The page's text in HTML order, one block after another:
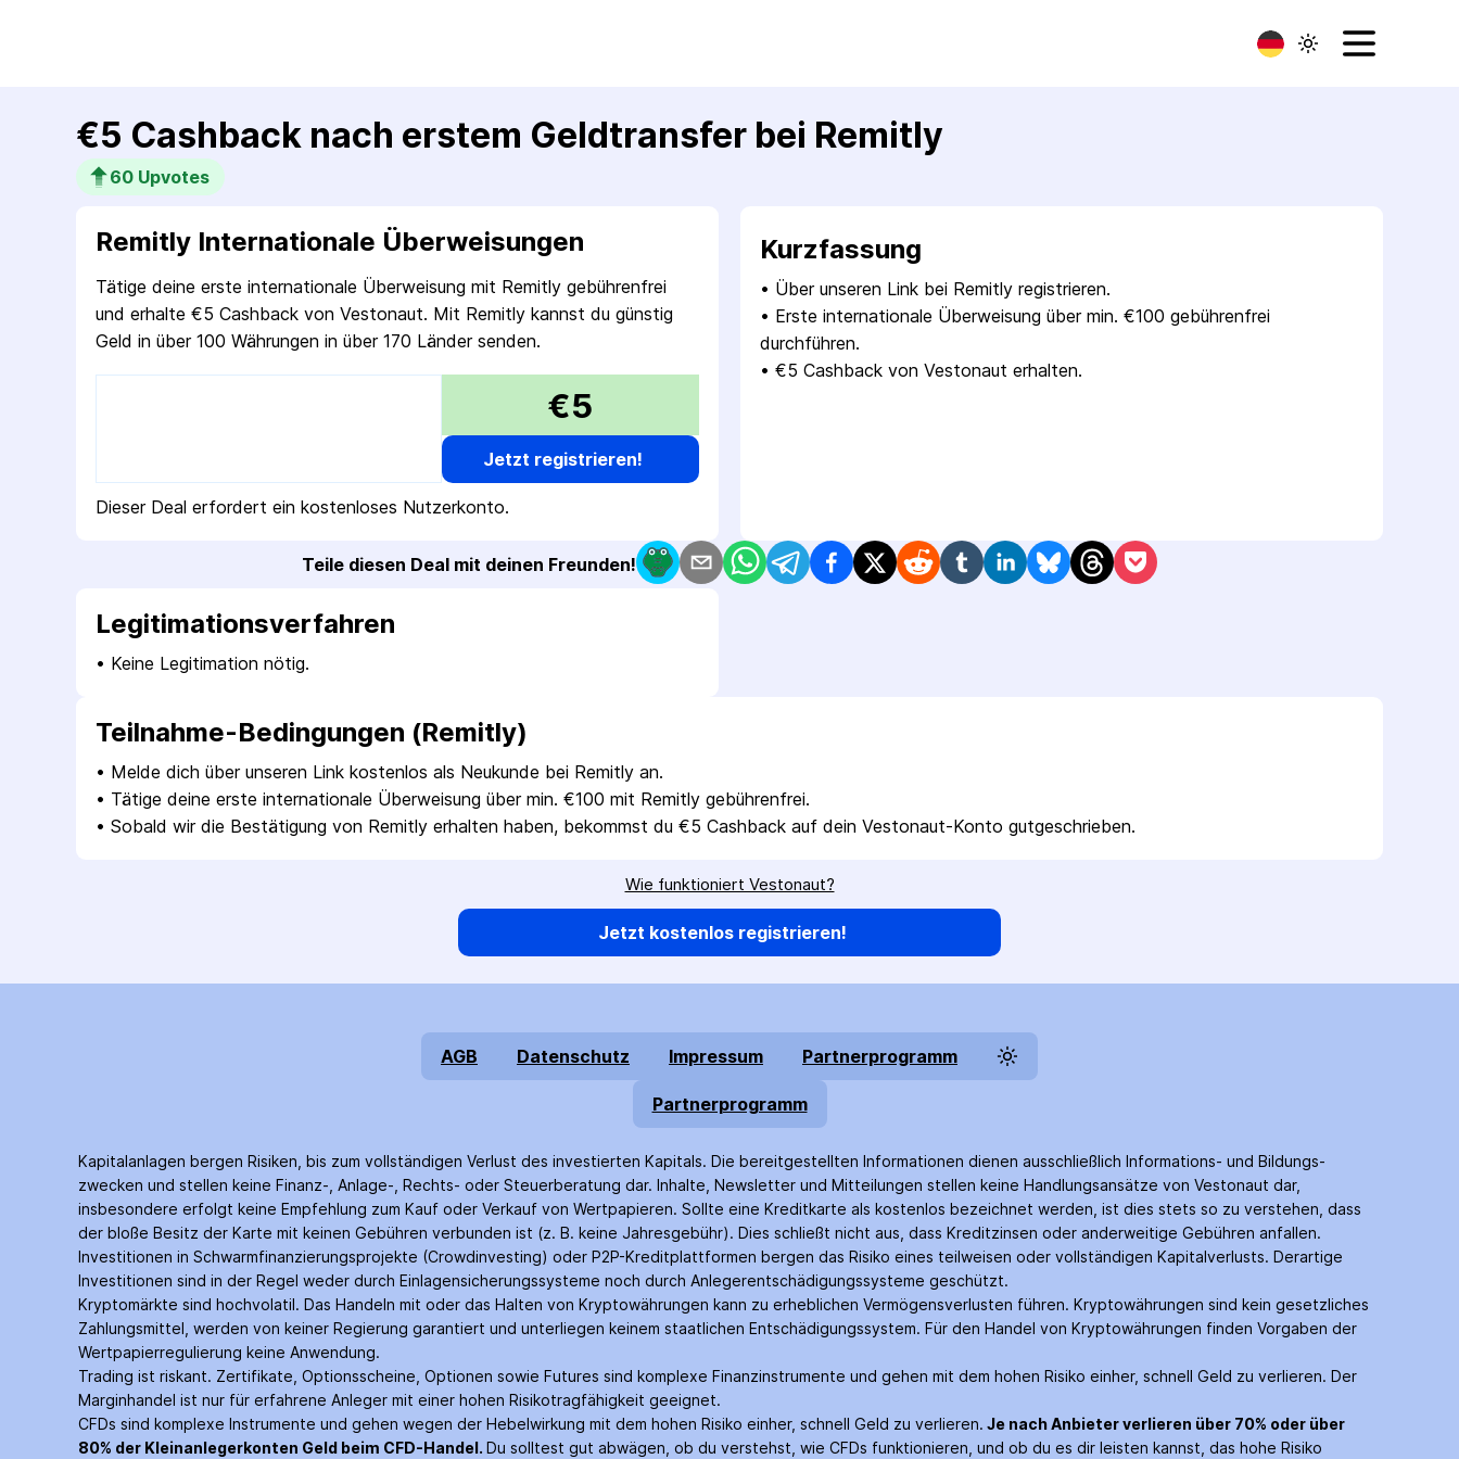
€5 Cashback nach erstem Geldtransfer bei Remitly
60 Upvotes
Remitly Internationale Überweisungen
Tätige deine erste interna­tionale Über­weisung mit Remitly gebühren­frei
und erhalte €5 Cashback von Vestonaut. Mit Remitly kannst du günstig
Geld in über 100 Währungen in über 170 Länder senden.
€5
Jetzt registrieren!
Dieser Deal erfordert ein kostenloses Nutzerkonto.
Kurzfassung
• Über unseren Link bei Remitly registrieren.
• Erste internationale Überweisung über min. €100 gebührenfrei
durchführen.
• €5 Cashback von Vestonaut erhalten.
Teile diesen Deal mit deinen Freunden!
Legitimations­verfahren
• Keine Legitimation nötig.
Teilnahme-Bedingungen (Remitly)
• Melde dich über unseren Link kostenlos als Neukunde bei Remitly an.
• Tätige deine erste internationale Überweisung über min. €100 mit Remitly gebührenfrei.
• Sobald wir die Bestätigung von Remitly erhalten haben, bekommst du €5 Cashback auf dein Vestonaut-Konto gutgeschrieben.
Wie funktioniert Vestonaut?
Jetzt kostenlos registrieren!
AGB Datenschutz Impressum Partnerprogramm
Partnerprogramm
Kapitalanlagen bergen Risiken, bis zum voll­ständigen Verlust des investierten Kapitals. Die bereitgestellten Informationen dienen ausschließlich Informations- und Bildungs­
zwecken und stellen keine Finanz-, Anlage-, Rechts- oder Steuer­beratung dar. Inhalte, Newsletter und Mitteilungen stellen keine Handlungs­ansätze von Vestonaut dar,
insbesondere erfolgt keine Empfehlung zum Kauf oder Verkauf von Wertpapieren. Sollte eine Kreditkarte als kostenlos bezeichnet werden, ist dies stets so zu verstehen, dass
der bloße Besitz der Karte mit keinen Gebühren verbunden ist (z. B. keine Jahres­gebühr). Dies schließt nicht aus, dass Kredit­zinsen oder anderweitige Gebühren anfallen.
Investitionen in Schwarm­finanzierungs­projekte (Crowd­investing) oder P2P-Kredit­plattformen bergen das Risiko eines teilweisen oder vollständigen Kapitalverlusts. Derartige
Investitionen sind in der Regel weder durch Einlagen­sicherungs­systeme noch durch Anleger­entschädigungs­systeme geschützt.
Kryptomärkte sind hochvolatil. Das Handeln mit oder das Halten von Krypto­währungen kann zu erheblichen Vermögensverlusten führen. Krypto­währungen sind kein gesetzliches
Zahlungs­mittel, werden von keiner Regierung garantiert und unterliegen keinem staatlichen Entschädigungs­system. Für den Handel von Krypto­währungen finden Vorgaben der
Wertpapier­regulierung keine Anwendung.
Trading ist riskant. Zertifikate, Options­scheine, Optionen sowie Futures sind komplexe Finanz­instrumente und gehen mit dem hohen Risiko einher, schnell Geld zu verlieren. Der
Margin­handel ist nur für erfahrene Anleger mit einer hohen Risiko­tragfähigkeit geeignet.
CFDs sind komplexe Instrumente und gehen wegen der Hebelwirkung mit dem hohen Risiko einher, schnell Geld zu verlieren. Je nach Anbieter verlieren über 70% oder über
80% der Kleinanleger­konten Geld beim CFD-Handel. Du solltest gut abwägen, ob du verstehst, wie CFDs funktionieren, und ob du es dir leisten kannst, das hohe Risiko